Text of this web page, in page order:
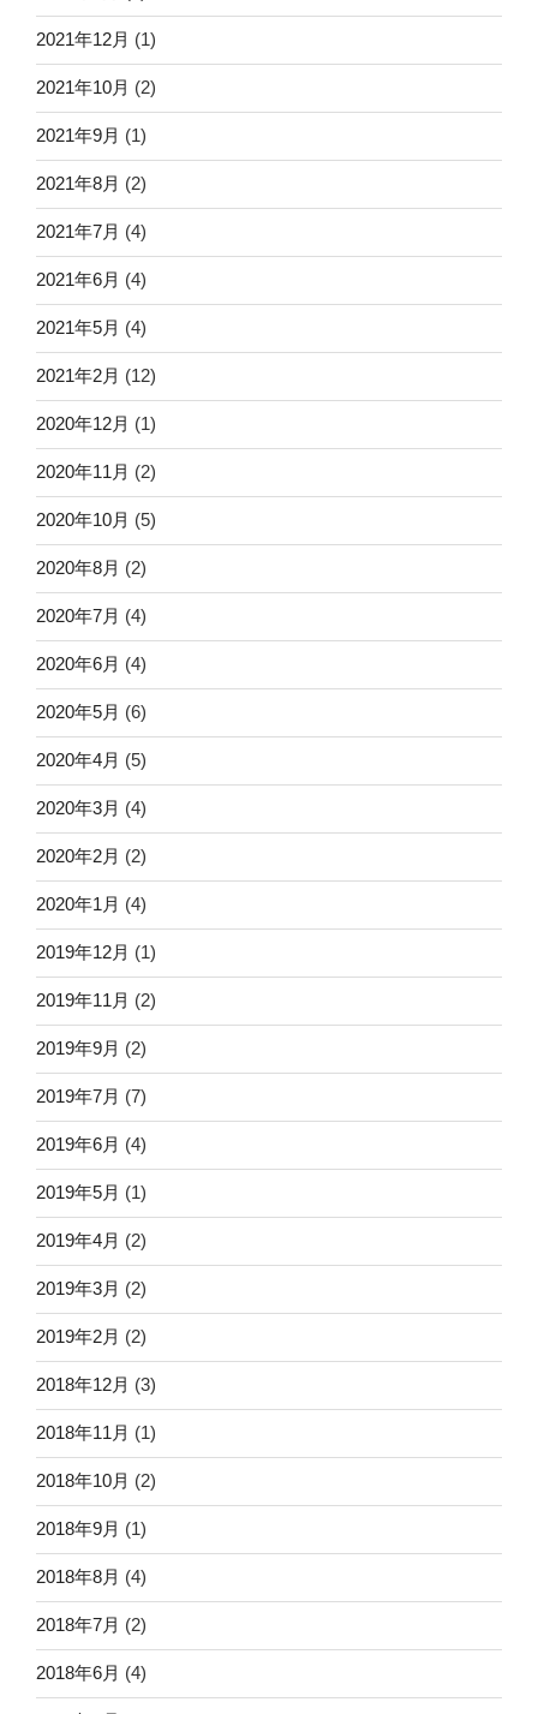
2021年12月 (1)
2021年10月 (2)
2021年9月 (1)
2021年8月 (2)
2021年7月 (4)
2021年6月 (4)
2021年5月 (4)
2021年2月 (12)
2020年12月 (1)
2020年11月 (2)
2020年10月 (5)
2020年8月 (2)
2020年7月 (4)
2020年6月 (4)
2020年5月 (6)
2020年4月 (5)
2020年3月 (4)
2020年2月 (2)
2020年1月 (4)
2019年12月 (1)
2019年11月 (2)
2019年9月 (2)
2019年7月 (7)
2019年6月 (4)
2019年5月 (1)
2019年4月 (2)
2019年3月 (2)
2019年2月 (2)
2018年12月 (3)
2018年11月 (1)
2018年10月 (2)
2018年9月 (1)
2018年8月 (4)
2018年7月 (2)
2018年6月 (4)